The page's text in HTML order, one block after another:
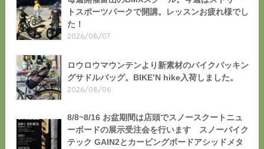
トスポーツパークで開講。レッスンお疲れ様でし
た！
2026/08/07
ロウロウマウンテンより新素材のバイクパッキン
グサドルバッグ。BIKE’N hike入荷しました。
2026/08/06
8/8~8/16 お盆期間は店頭でスノースクートニュ
ーボードの展示受注会を行います スノーバイク
テック GAIN2とカービングボードアシッドメタ